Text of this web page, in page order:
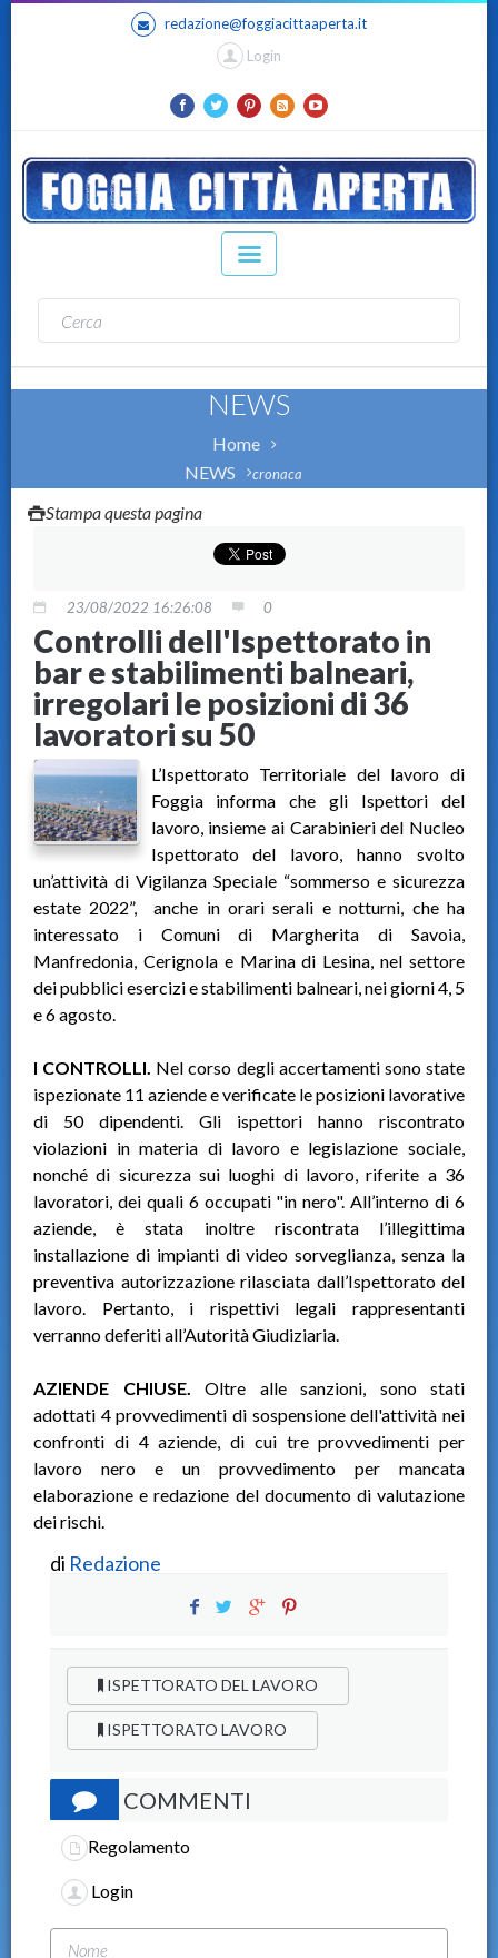
redazione@foggiacittaaperta.it
Login
NEWS
Home
NEWS
cronaca
Stampa questa pagina
23/08/2022 16:26:08 0
Controlli dell'Ispettorato in
bar e stabilimenti balneari,
irregolari le posizioni di 36
lavoratori su 50
L’Ispettorato Territoriale del lavoro di
Foggia informa che gli Ispettori del
lavoro, insieme ai Carabinieri del Nucleo
Ispettorato del lavoro, hanno svolto
un’attività di Vigilanza Speciale “sommerso e sicurezza
estate 2022”, anche in orari serali e notturni, che ha
interessato i Comuni di Margherita di Savoia,
Manfredonia, Cerignola e Marina di Lesina, nel settore
dei pubblici esercizi e stabilimenti balneari, nei giorni 4, 5
e 6 agosto.
I CONTROLLI. Nel corso degli accertamenti sono state
ispezionate 11 aziende e verificate le posizioni lavorative
di 50 dipendenti. Gli ispettori hanno riscontrato
violazioni in materia di lavoro e legislazione sociale,
nonché di sicurezza sui luoghi di lavoro, riferite a 36
lavoratori, dei quali 6 occupati "in nero". All’interno di 6
aziende, è stata inoltre riscontrata l’illegittima
installazione di impianti di video sorveglianza, senza la
preventiva autorizzazione rilasciata dall’Ispettorato del
lavoro. Pertanto, i rispettivi legali rappresentanti
verranno deferiti all’Autorità Giudiziaria.
AZIENDE CHIUSE. Oltre alle sanzioni, sono stati
adottati 4 provvedimenti di sospensione dell'attività nei
confronti di 4 aziende, di cui tre provvedimenti per
lavoro nero e un provvedimento per mancata
elaborazione e redazione del documento di valutazione
dei rischi.
di Redazione
ISPETTORATO DEL LAVORO
ISPETTORATO LAVORO
COMMENTI
Regolamento
Login